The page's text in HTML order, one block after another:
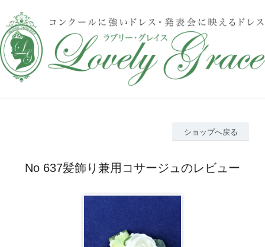
ショップへ戻る
No 637髪飾り兼用コサージュのレビュー